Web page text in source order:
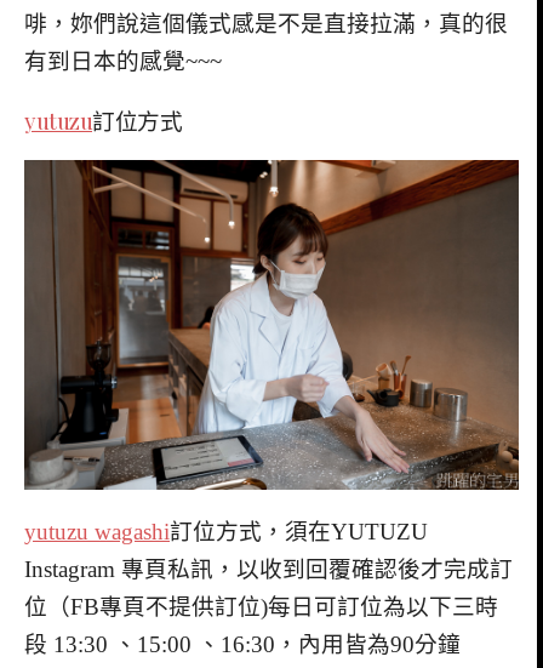
啡，妳們說這個儀式感是不是直接拉滿，真的很
有到日本的感覺~~~
yutuzu訂位方式
yutuzu wagashi訂位方式，須在YUTUZU
Instagram 專頁私訊，以收到回覆確認後才完成訂
位（FB專頁不提供訂位)每日可訂位為以下三時
段 13:30 、15:00 、16:30，內用皆為90分鐘